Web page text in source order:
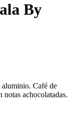
By
aluminio. Café de
notas achocolatadas.